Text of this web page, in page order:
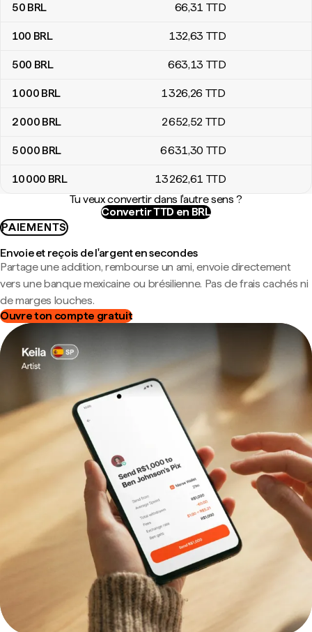
50 BRL 66,31 TTD
100 BRL 132,63 TTD
500 BRL 663,13 TTD
1 000 BRL 1 326,26 TTD
2 000 BRL 2 652,52 TTD
5 000 BRL 6 631,30 TTD
10 000 BRL 13 262,61 TTD
Tu veux convertir dans l'autre sens ?
Convertir TTD en BRL
PAIEMENTS
Envoie et reçois de l'argent en secondes
Partage une addition, rembourse un ami, envoie directement
vers une banque mexicaine ou brésilienne. Pas de frais cachés ni
de marges louches.
Ouvre ton compte gratuit